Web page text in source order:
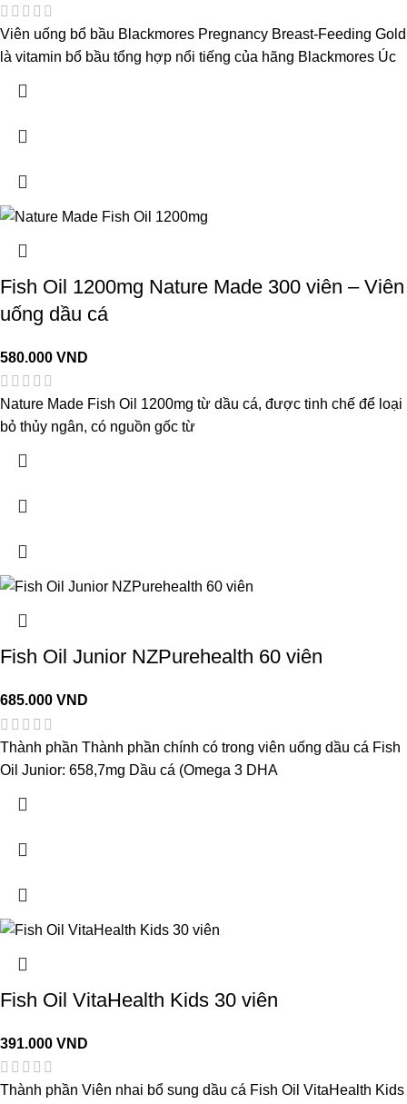
Viên uống bổ bầu Blackmores Pregnancy Breast-Feeding Gold
là vitamin bổ bầu tổng hợp nổi tiếng của hãng Blackmores Úc
Fish Oil 1200mg Nature Made 300 viên – Viên
uống dầu cá
580.000VND
Nature Made Fish Oil 1200mg từ dầu cá, được tinh chế để loại
bỏ thủy ngân, có nguồn gốc từ
Fish Oil Junior NZPurehealth 60 viên
685.000VND
Thành phần Thành phần chính có trong viên uống dầu cá Fish
Oil Junior: 658,7mg Dầu cá (Omega 3 DHA
Fish Oil VitaHealth Kids 30 viên
391.000VND
Thành phần Viên nhai bổ sung dầu cá Fish Oil VitaHealth Kids